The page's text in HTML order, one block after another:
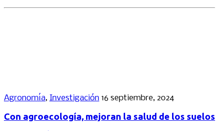
Agronomía, Investigación 16 septiembre, 2024
Con agroecología, mejoran la salud de los suelos